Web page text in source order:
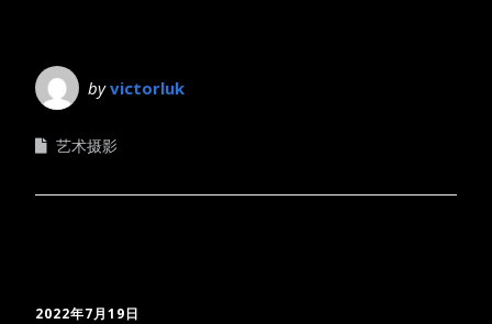
byvictorluk
艺术摄影
2022年7月19日